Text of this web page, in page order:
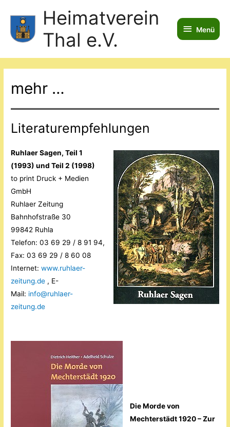
Heimatverein
Thal e.V.
Menü
Menü
mehr …
Literaturempfehlungen
Ruhlaer Sagen, Teil 1
(1993) und Teil 2 (1998)
to print Druck + Medien
GmbH
Ruhlaer Zeitung
Bahnhofstraße 30
99842 Ruhla
Telefon: 03 69 29 / 8 91 94,
Fax: 03 69 29 / 8 60 08
Internet:www.ruhlaer-
zeitung.de , E-
Mail: info@ruhlaer-
zeitung.de
Die Morde von
Mechterstädt 1920 – Zur